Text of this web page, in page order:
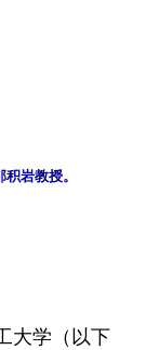
岩教授。
大学（以下